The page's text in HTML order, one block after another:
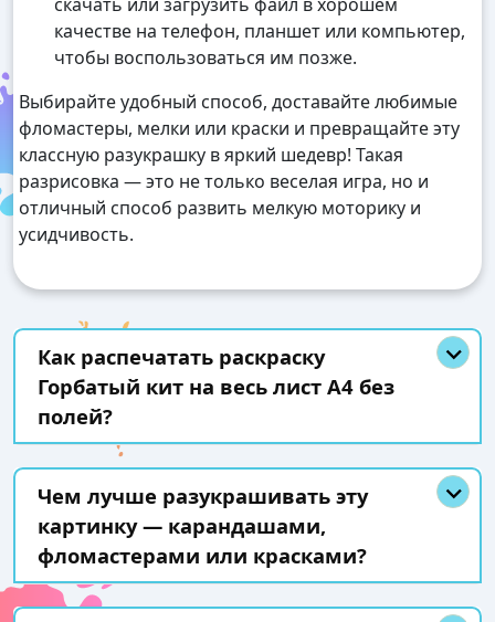
качестве на телефон, планшет или компьютер,
чтобы воспользоваться им позже.
Выбирайте удобный способ, доставайте любимые
фломастеры, мелки или краски и превращайте эту
классную разукрашку в яркий шедевр! Такая
разрисовка — это не только веселая игра, но и
отличный способ развить мелкую моторику и
усидчивость.
Как распечатать раскраску
Горбатый кит на весь лист А4 без
полей?
Чем лучше разукрашивать эту
картинку — карандашами,
фломастерами или красками?